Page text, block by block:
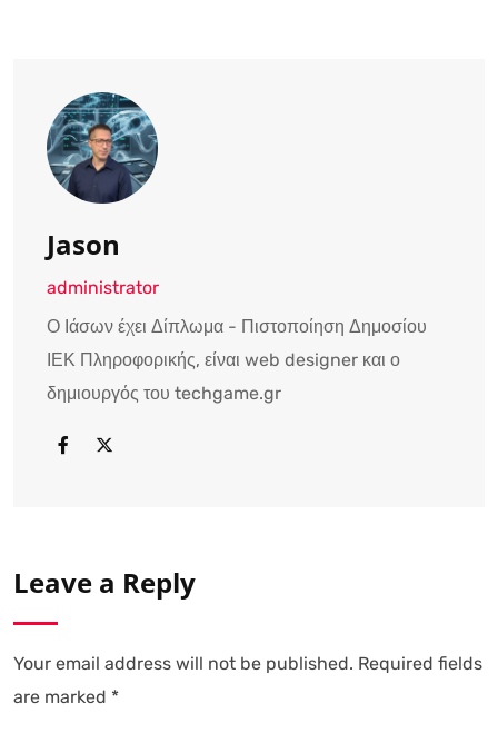
Jason
administrator
Ο Ιάσων έχει Δίπλωμα - Πιστοποίηση Δημοσίου
ΙΕΚ Πληροφορικής, είναι web designer και ο
δημιουργός του techgame.gr
Leave a Reply
Your email address will not be published. Required fields
are marked *